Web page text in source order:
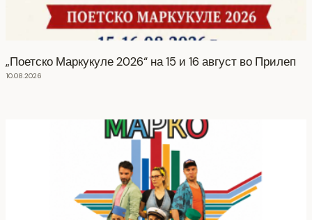
„Поетско Маркукуле 2026“ на 15 и 16 август во Прилеп
10.08.2026